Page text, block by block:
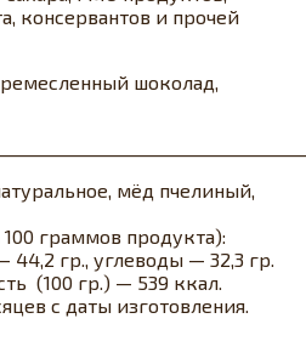
консервантов и прочей
шоколад,
мёд пчелиный,
граммов продукта):
гр., углеводы — 32,3 гр.
(100 гр.) — 539 ккал.
с даты изготовления.